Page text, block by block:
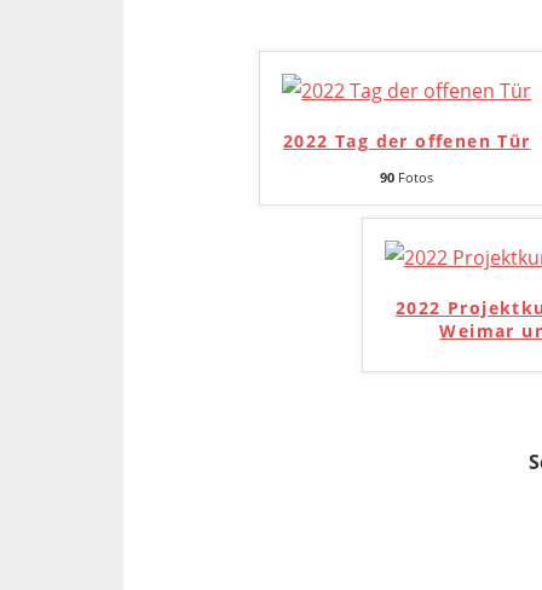
2022 Tag der offenen Tür
90 Fotos
2022
Weimar